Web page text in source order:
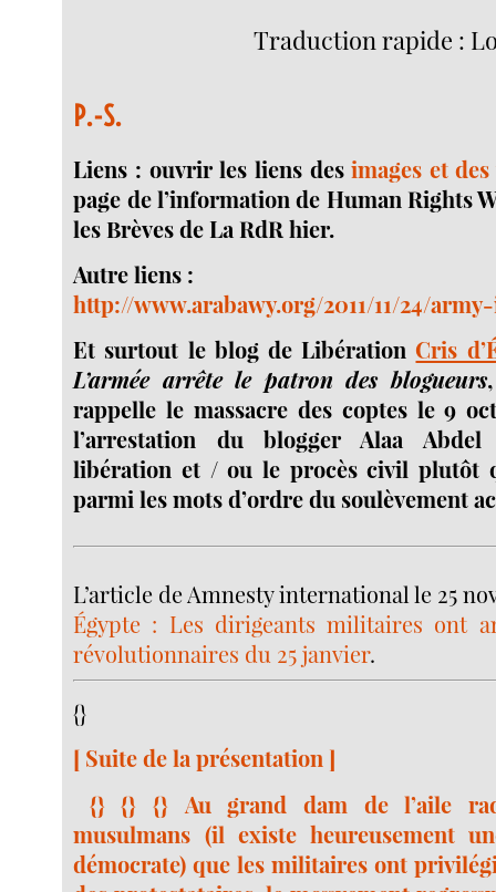
Traduction rapide :
P.-S.
Liens : ouvrir les liens desimages et
page de l’information de Human Rights
les Brèves de La RdR hier.
Autre liens :
http://www.arabawy.org/2011/11/24/
Et surtout le blog de LibérationCris
L’armée arrête le patron des blogueurs
rappelle le massacre des coptes le 9
l’arrestation du blogger Alaa
libération et / ou le procès civil plutôt
parmi les mots d’ordre du soulèvement
L’article de Amnesty international le 25
Égypte : Les dirigeants militaires ont
révolutionnaires du 25 janvier.
{}
[ Suite de la présentation ]
{} {} {} Au grand dam de l’aile
musulmans (il existe heureusement
démocrate) que les militaires ont